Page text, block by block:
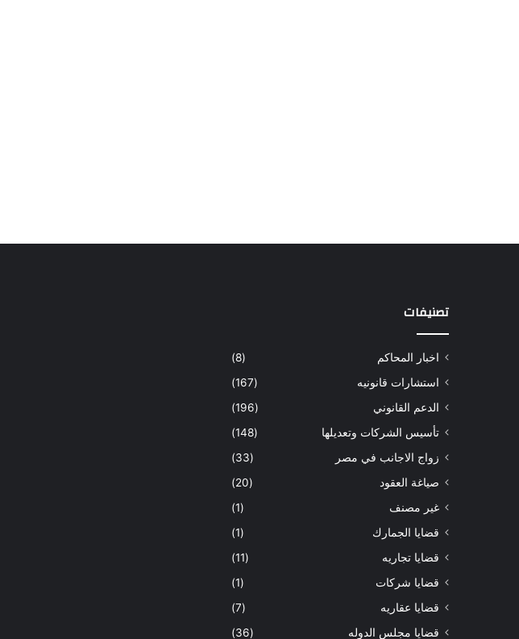
تصنيفات
اخبار المحاكم
(8)
استشارات قانونيه
(167)
الدعم القانوني
(196)
تأسيس الشركات وتعديلها
(148)
زواج الاجانب في مصر
(33)
صياغة العقود
(20)
غير مصنف
(1)
قضايا الجمارك
(1)
قضايا تجاريه
(11)
قضايا شركات
(1)
قضايا عقاريه
(7)
قضايا مجلس الدوله
(36)